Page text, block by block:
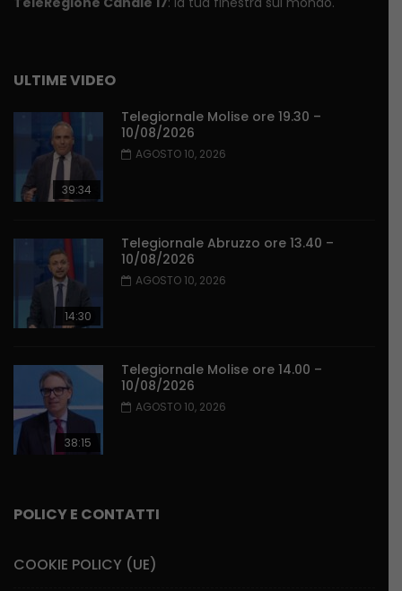
ULTIME VIDEO
39:34
Telegiornale Molise ore 19.30 –
10/08/2026
AGOSTO 10, 2026
14:30
Telegiornale Abruzzo ore 13.40 –
10/08/2026
AGOSTO 10, 2026
38:15
Telegiornale Molise ore 14.00 –
10/08/2026
AGOSTO 10, 2026
POLICY E CONTATTI
COOKIE POLICY (UE)